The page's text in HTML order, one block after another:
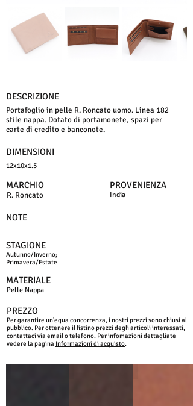
DESCRIZIONE
Portafoglio in pelle R. Roncato uomo. Linea 182
stile nappa. Dotato di portamonete, spazi per
carte di credito e banconote.
DIMENSIONI
12x10x1.5
MARCHIO
R. Roncato
PROVENIENZA
India
NOTE
STAGIONE
Autunno/Inverno;
Primavera/Estate
MATERIALE
Pelle Nappa
PREZZO
Per garantire un'equa concorrenza, i nostri prezzi sono chiusi al
pubblico. Per ottenere il listino prezzi degli articoli interessati,
contattaci via email o telefono. Per infomazioni dettagliate
vedere la pagina Informazioni di acquisto.